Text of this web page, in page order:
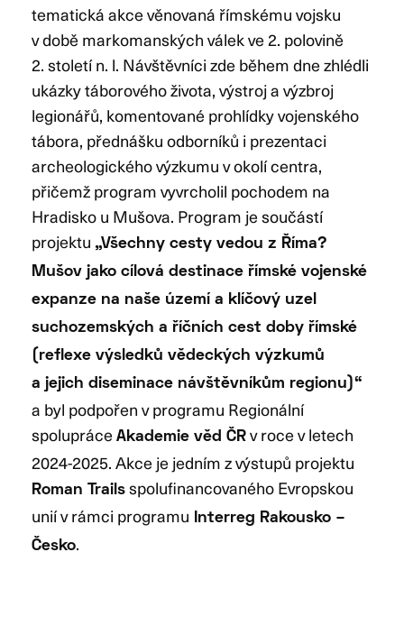
tematická akce věnovaná římskému vojsku
v době markomanských válek ve 2. polovině
2. století n. l. Návštěvníci zde během dne zhlédli
ukázky táborového života, výstroj a výzbroj
legionářů, komentované prohlídky vojenského
tábora, přednášku odborníků i prezentaci
archeologického výzkumu v okolí centra,
přičemž program vyvrcholil pochodem na
Hradisko u Mušova. Program je součástí
projektu „Všechny cesty vedou z Říma?
Mušov jako cílová destinace římské vojenské
expanze na naše území a klíčový uzel
suchozemských a říčních cest doby římské
(reflexe výsledků vědeckých výzkumů
a jejich diseminace návštěvníkům regionu)“
a byl podpořen v programu Regionální
spolupráce Akademie věd ČR v roce v letech
2024-2025. Akce je jedním z výstupů projektu
Roman Trails spolufinancovaného Evropskou
unií v rámci programu Interreg Rakousko –
Česko.